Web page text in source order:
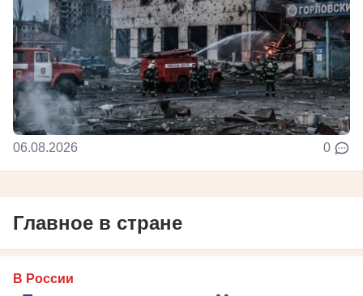
06.08.2026 0
Главное в стране
В России